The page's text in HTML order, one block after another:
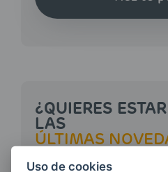
¿QUIERES
LAS
ÚLTIMAS
Uso de cookies